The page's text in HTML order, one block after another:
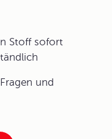
Stoff sofort
und